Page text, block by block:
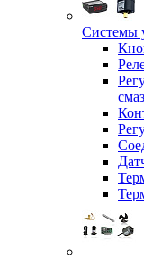
Системы